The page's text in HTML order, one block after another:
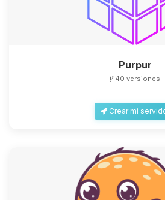
Purpur
40 versiones
Crear mi
Yupi, por fin alguien
hablar! Soy Choupy, tu
que necesitas y moveré
pequenos circuitos
06/08/2026 08:22